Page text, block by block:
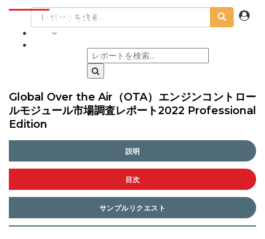
Global Over the Air（OTA）エンジンコントロー
ルモジュール市場調査レポート2022 Professional
Edition
説明
目次
サンプルリクエスト